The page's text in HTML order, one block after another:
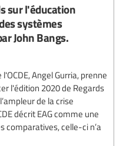
sur l'éducation
systèmes
John Bangs.
Angel Gurria, prenne
l'édition 2020 de Regards
de la crise
décrit EAG comme une
comparatives, celle-ci n’a